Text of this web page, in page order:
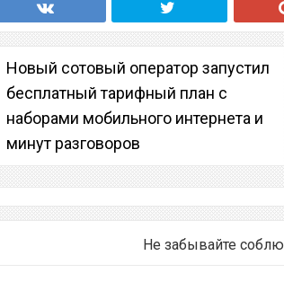
Новый сотовый оператор запустил
бесплатный тарифный план с
наборами мобильного интернета и
минут разговоров
Не забывайте